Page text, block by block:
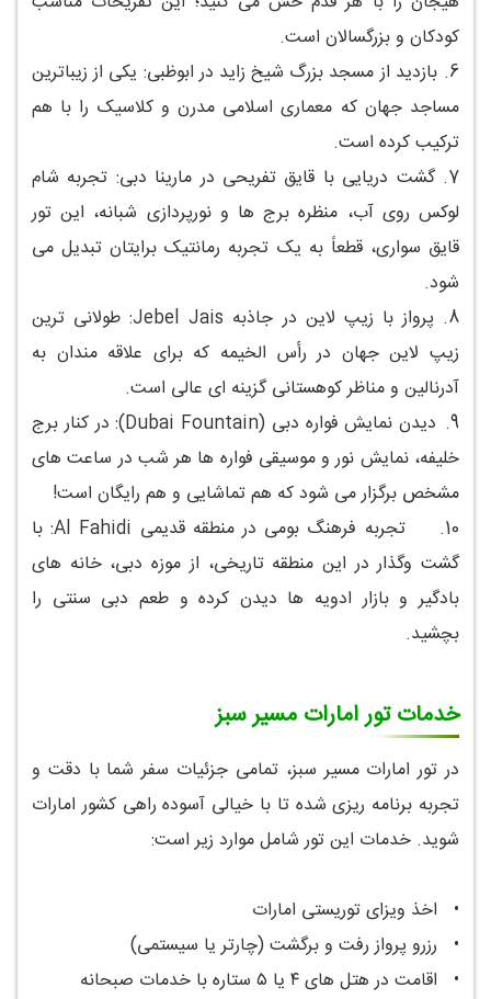
کودکان و بزرگسالان است.
6. بازدید از مسجد بزرگ شیخ زاید در ابوظبی: یکی از زیباترین
مساجد جهان که معماری اسلامی مدرن و کلاسیک را با هم
ترکیب کرده است.
7. گشت دریایی با قایق تفریحی در مارینا دبی: تجربه شام
لوکس روی آب، منظره برج ها و نورپردازی شبانه، این تور
قایق سواری، قطعاً به یک تجربه رمانتیک برایتان تبدیل می
شود.
8.
پرواز با زیپ لاین در جاذبه Jebel Jais: طولانی ترین
زیپ لاین جهان در رأس الخیمه که برای علاقه مندان به
آدرنالین و مناظر کوهستانی گزینه ای عالی است.
9.
دیدن نمایش فواره دبی (Dubai Fountain): در کنار برج
خلیفه، نمایش نور و موسیقی فواره ها هر شب در ساعت های
مشخص برگزار می شود که هم تماشایی و هم رایگان است!
10.
تجربه فرهنگ بومی در منطقه قدیمی Al Fahidi: با
گشت وگذار در این منطقه تاریخی، از موزه دبی، خانه های
بادگیر و بازار ادویه ها دیدن کرده و طعم دبی سنتی را
بچشید.
خدمات تور امارات مسیر سبز
در تور امارات مسیر سبز، تمامی جزئیات سفر شما با دقت و
تجربه برنامه ریزی شده تا با خیالی آسوده راهی کشور امارات
شوید. خدمات این تور شامل موارد زیر است:
•
اخذ ویزای توریستی امارات
•
رزرو پرواز رفت و برگشت (چارتر یا سیستمی)
•
اقامت در هتل های ۴ یا ۵ ستاره با خدمات صبحانه